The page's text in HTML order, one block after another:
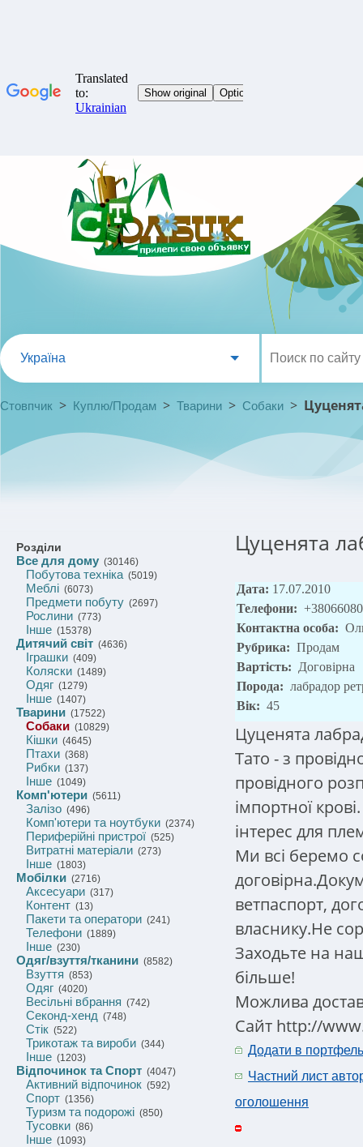
Україна
Стовпчик > Куплю/Продам > Тварини > Собаки >
Розділи
Все для дому (30146)
Побутова техніка(5019)
Меблі (6073)
Предмети побуту (2697)
Рослини (773)
Інше (15378)
Дитячий світ (4636)
Іграшки (409)
Коляски (1489)
Одяг (1279)
Інше (1407)
Тварини (17522)
Собаки (10829)
Кішки (4645)
Птахи (368)
Рибки (137)
Інше (1049)
Комп'ютери (5611)
Залізо (496)
Комп'ютери та ноутбуки (2374)
Периферійні пристрої (525)
Витратні матеріали (273)
Інше (1803)
Мобілки (2716)
Аксесуари (317)
Контент (13)
Пакети та оператори (241)
Телефони (1889)
Інше (230)
Одяг/взуття/тканини (8582)
Взуття (853)
Одяг (4020)
Весільні вбрання (742)
Секонд-хенд (748)
Стік (522)
Трикотаж та вироби (344)
Інше (1203)
Відпочинок та Спорт (4047)
Активний відпочинок (592)
Спорт (1356)
Туризм та подорожі (850)
Тусовки (86)
Інше (1093)
Цуценята
Дата: 17.07.2010
Телефони:
Контактна особа:
Рубрика: Продам
Вартість: Договірна
Порода: лабрадор
Вік: 45
Цуценята
Тато - з
провідного
імпортної
інтерес для
Ми всі беремо
ветпаспорт,
власнику.Не
Заходьте на
більше!
Можлива
Сайт http://
Додати в портфель
Частний лист
оголошення